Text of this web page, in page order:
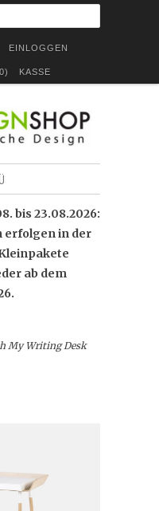
EINLOGGEN
0) KASSE
bis 23.08.2026:
erfolgen in der
ab dem
My Writing Desk